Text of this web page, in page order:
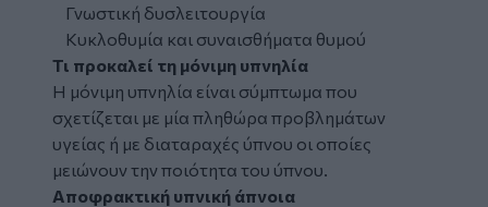
Γνωστική δυσλειτουργία
Κυκλοθυμία και συναισθήματα θυμού
Τι προκαλεί τη μόνιμη υπνηλία
Η μόνιμη υπνηλία είναι σύμπτωμα που
σχετίζεται με μία πληθώρα προβλημάτων
υγείας ή με διαταραχές ύπνου οι οποίες
μειώνουν την ποιότητα του ύπνου.
Αποφρακτική υπνική άπνοια